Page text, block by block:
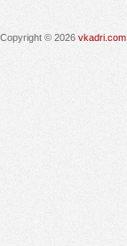
Copyright © 2026 vkadri.com